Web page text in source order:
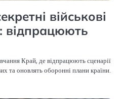
військові
відпрацюють
Край, де відпрацюють сценарії
та оновлять оборонні плани країни.